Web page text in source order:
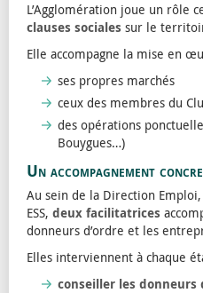
L’Agglomération joue un rôle
clauses sociales sur le
Elle accompagne la mise en
ses propres marchés
ceux des membres du
des opérations
Bouygues…)
Un accompagnement
Au sein de la Direction
ESS, deux facilitatrices
donneurs d’ordre et les
Elles interviennent à chaque
conseiller les donneurs